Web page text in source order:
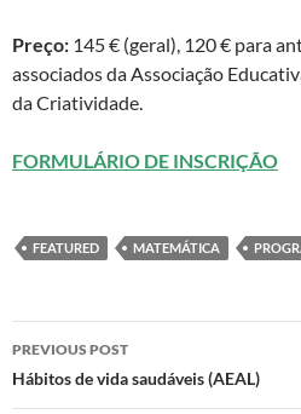
Preço: 145 € (geral), 120 € para
associados da Associação
da Criatividade.
FORMULÁRIO DE INSCRIÇÃO
FEATURED MATEMÁTICA
Post
navigation
PREVIOUS POST
Hábitos de vida saudáveis (AEAL)